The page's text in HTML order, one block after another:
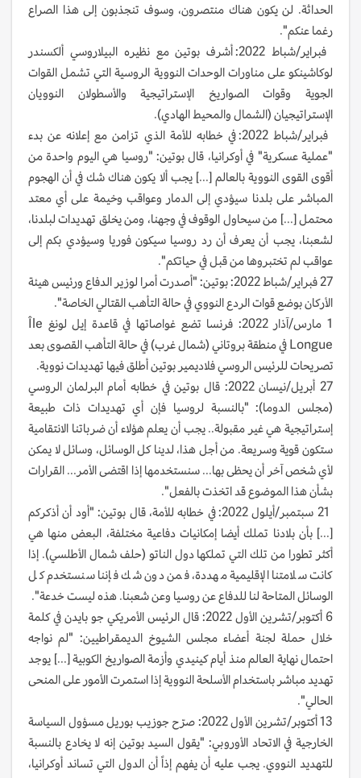
الحداثة. لن يكون هناك منتصرون، وسوف تنجذبون إلى هذا الصراع
رغما عنكم".
فبراير/شباط 2022: أشرف بوتين مع نظيره البيلاروسي ألكسندر
لوكاشينكو على مناورات الوحدات النووية الروسية التي تشمل القوات
الجوية وقوات الصواريخ الإستراتيجية والأسطولان النوويان
الإستراتيجيان (الشمال والمحيط الهادي).
فبراير/شباط 2022: في خطابه للأمة الذي تزامن مع إعلانه عن بدء
"عملية عسكرية" في أوكرانيا، قال بوتين: "روسيا هي اليوم واحدة من
أقوى القوى النووية بالعالم [...] يجب ألا يكون هناك شك في أن الهجوم
المباشر على بلدنا سيؤدي إلى الدمار وعواقب وخيمة على أي معتد
محتمل [...] من سيحاول الوقوف في وجهنا، ومن يخلق تهديدات لبلدنا،
لشعبنا، يجب أن يعرف أن رد روسيا سيكون فوريا وسيؤدي بكم إلى
عواقب لم تختبروها من قبل في حياتكم".
27 فبراير/شباط 2022: بوتين: "أصدرت أمرا لوزير الدفاع ورئيس هيئة
الأركان بوضع قوات الردع النووي في حالة التأهب القتالي الخاصة".
1 مارس/آذار 2022: فرنسا تضع غواصاتها في قاعدة إيل لونغ Île
Longue في منطقة بروتاني (شمال غرب) في حالة التأهب القصوى بعد
تصريحات للرئيس الروسي فلاديمير بوتين أطلق فيها تهديدات نووية.
27 أبريل/نيسان 2022: قال بوتين في خطابه أمام البرلمان الروسي
(مجلس الدوما): "بالنسبة لروسيا فإن أي تهديدات ذات طبيعة
إستراتيجية هي غير مقبولة.. يجب أن يعلم هؤلاء أن ضرباتنا الانتقامية
ستكون قوية وسريعة. من أجل هذا، لدينا كل الوسائل، وسائل لا يمكن
لأي شخص آخر أن يحظى بها... سنستخدمها إذا اقتضى الأمر... القرارات
بشأن هذا الموضوع قد اتخذت بالفعل".
21 سبتمبر/أيلول 2022: في خطابه للأمة، قال بوتين: "أود أن أذكركم
[...] بأن بلادنا تملك أيضا إمكانيات دفاعية مختلفة، البعض منها هي
أكثر تطورا من تلك التي تملكها دول الناتو (حلف شمال الأطلسي). إذا
كانت سلامتنا الإقليمية مهددة، فمن دون شك فإننا سنستخدم كل
الوسائل المتاحة لنا للدفاع عن روسيا وعن شعبنا. هذه ليست خدعة".
6 أكتوبر/تشرين الأول 2022: قال الرئيس الأمريكي جو بايدن في كلمة
خلال حملة لجنة أعضاء مجلس الشيوخ الديمقراطيين: "لم نواجه
احتمال نهاية العالم منذ أيام كينيدي وأزمة الصواريخ الكوبية [...] يوجد
تهديد مباشر باستخدام الأسلحة النووية إذا استمرت الأمور على المنحى
الحالي".
13 أكتوبر/تشرين الأول 2022: صرّح جوزيب بوريل مسؤول السياسة
الخارجية في الاتحاد الأوروبي: "يقول السيد بوتين إنه لا يخادع بالنسبة
للتهديد النووي. يجب عليه أن يفهم إذاً أن الدول التي تساند أوكرانيا،